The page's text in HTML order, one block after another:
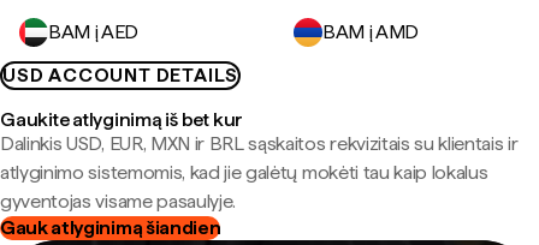
BAM į AED
BAM į AMD
USD ACCOUNT DETAILS
Gaukite atlyginimą iš bet kur
Dalinkis USD, EUR, MXN ir BRL sąskaitos rekvizitais su klientais ir
atlyginimo sistemomis, kad jie galėtų mokėti tau kaip lokalus
gyventojas visame pasaulyje.
Gauk atlyginimą šiandien